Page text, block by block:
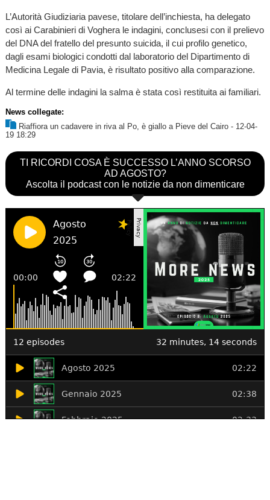
L’Autorità Giudiziaria pavese, titolare dell’inchiesta, ha delegato
così ai Carabinieri di Voghera le indagini, conclusesi con il prelievo
del DNA del fratello del presunto suicida, il cui profilo genetico,
dagli esami biologici condotti dal laboratorio del Dipartimento di
Medicina Legale di Pavia, è risultato positivo alla comparazione.
Al termine delle indagini la salma è stata così restituita ai familiari.
News collegate:
Riaffiora un cadavere in riva al Po, è giallo a Pieve del Cairo- 12-04-
19 18:29
TI RICORDI COSA È SUCCESSO L’ANNO SCORSO
AD AGOSTO?
Ascolta il podcast con le notizie da non dimenticare